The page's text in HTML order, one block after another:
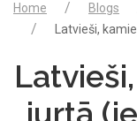
Home Blogs
Latvieši,
jurtā